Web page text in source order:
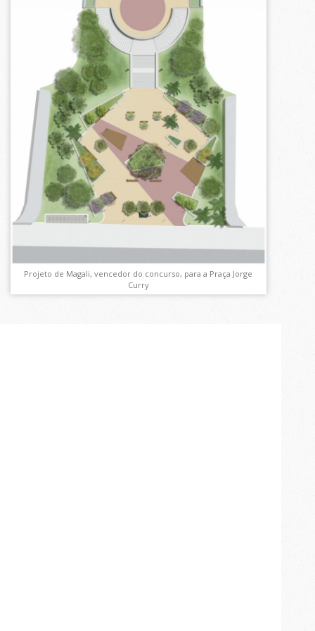
Projeto de Magali, vencedor do concurso, para a Praça Jorge
Curry